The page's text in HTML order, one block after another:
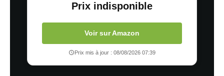
Prix indisponible
Voir sur Amazon
Prix mis à jour : 08/08/2026 07:39